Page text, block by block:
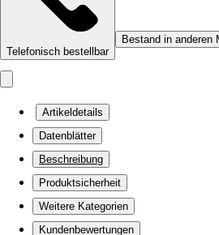
Telefonisch bestellbar
Bestand in anderen
Artikeldetails
Datenblätter
Beschreibung
Produktsicherheit
Weitere Kategorien
Kundenbewertungen